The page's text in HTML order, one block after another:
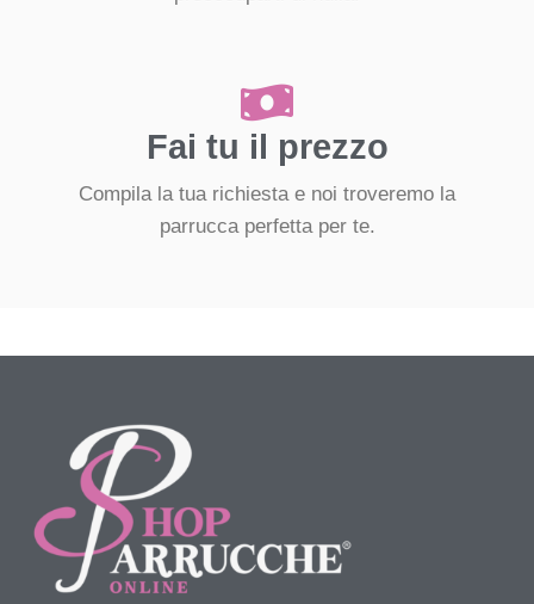
Fai tu il prezzo
Compila la tua richiesta e noi troveremo la
parrucca perfetta per te.